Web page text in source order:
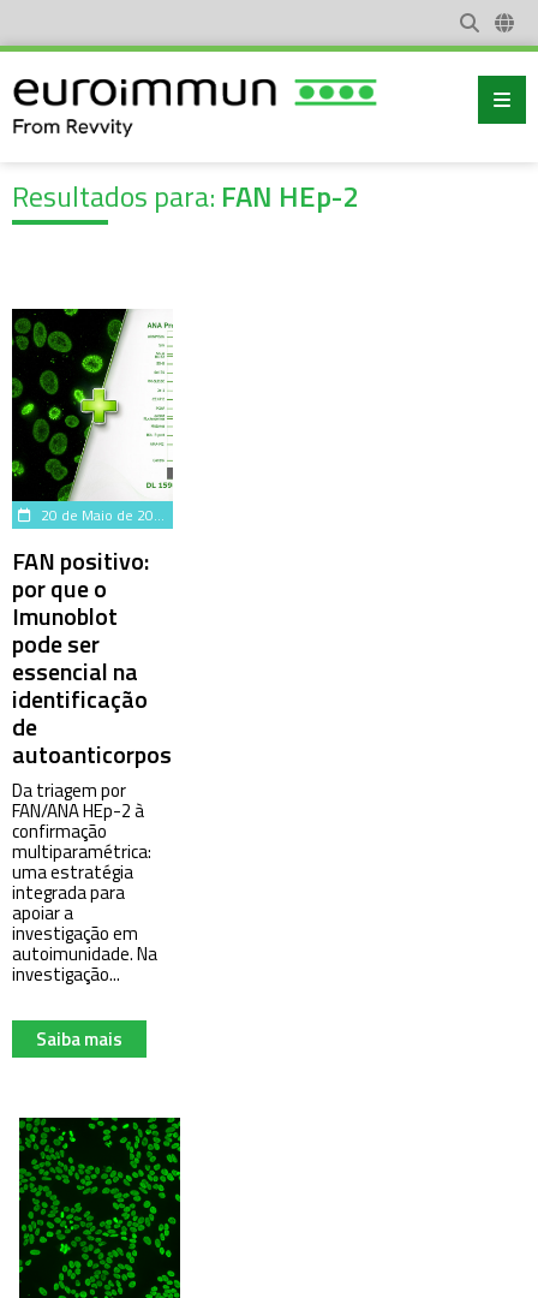
Resultados para: FAN HEp-2
20 de Maio de 2026
FAN positivo:
por que o
Imunoblot
pode ser
essencial na
identificação
de
autoanticorpos?
Da triagem por
FAN/ANA HEp-2 à
confirmação
multiparamétrica:
uma estratégia
integrada para
apoiar a
investigação em
autoimunidade. Na
investigação...
Saiba mais